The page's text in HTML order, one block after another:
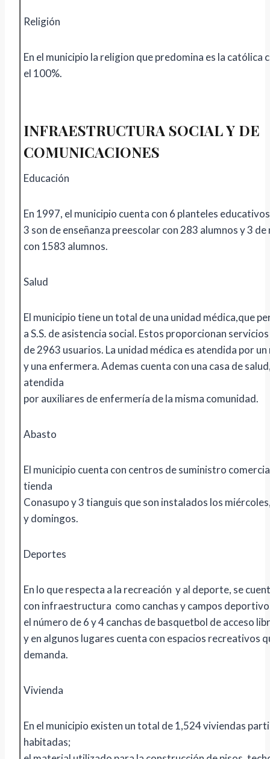
Religión
En el municipio la religion que predomina es la católica
el 100%.
INFRAESTRUCTURA SOCIAL Y DE
COMUNICACIONES
Educación
En 1997, el municipio cuenta con 6 planteles
3 son de enseñanza preescolar con 283 alumnos y 3
con 1583 alumnos.
Salud
El municipio tiene un total de una unidad médica,que
a S.S. de asistencia social. Estos proporcionan
de 2963 usuarios. La unidad médica es atendida por
y una enfermera. Ademas cuenta con una casa de
atendida
por auxiliares de enfermería de la misma comunidad.
Abasto
El municipio cuenta con centros de suministro
tienda
Conasupo y 3 tianguis que son instalados los
y domingos.
Deportes
En lo que respecta a la recreación y al deporte, se
con infraestructura como canchas y campos
el número de 6 y 4 canchas de basquetbol de acceso
y en algunos lugares cuenta con espacios recreativos
demanda.
Vivienda
En el municipio existen un total de 1,524 viviendas
habitadas;